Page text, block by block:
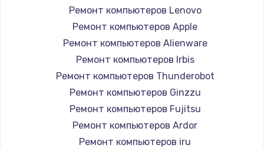
Заказать
Настройка Wi-Fi
1100 руб.
Замена HDMI
495 руб.
Ремонт компьютеров Lenovo
Ремонт компьютеров Apple
Ремонт компьютеров Alienware
Ремонт компьютеров Irbis
Ремонт компьютеров Thunderobot
Ремонт компьютеров Ginzzu
Ремонт компьютеров Fujitsu
Ремонт компьютеров Ardor
Ремонт компьютеров iru